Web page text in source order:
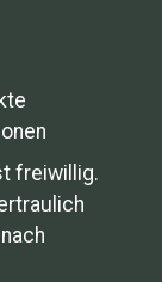
freiwillig.